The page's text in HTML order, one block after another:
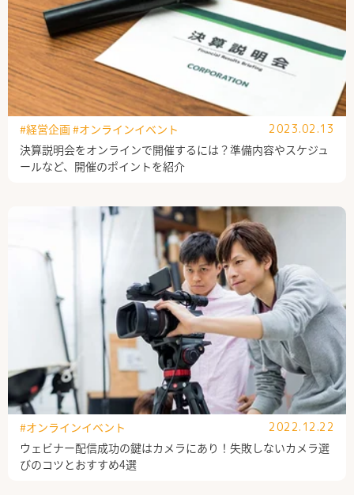
決算説明会をオンラインで開催するには？準備内容やスケジュ
ールなど、開催のポイントを紹介
#経営企画#オンラインイベント 2023.02.13
ウェビナー配信成功の鍵はカメラにあり！失敗しないカメラ選
びのコツとおすすめ4選
#オンラインイベント 2022.12.22